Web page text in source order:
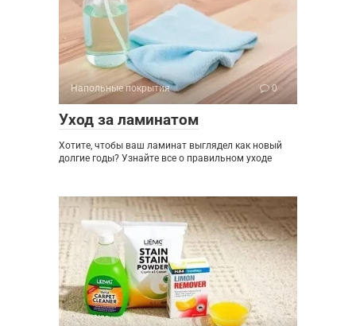
Напольные покрытия 0
Уход за ламинатом
Хотите, чтобы ваш ламинат выглядел как новый
долгие годы? Узнайте все о правильном уходе